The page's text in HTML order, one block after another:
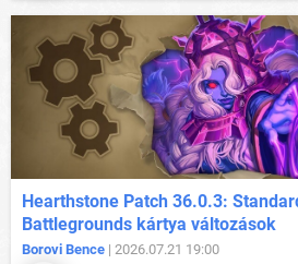
Hearthstone Patch 36.0.3:
Battlegrounds kártya változások
Borovi Bence | 2026.07.21 19:00